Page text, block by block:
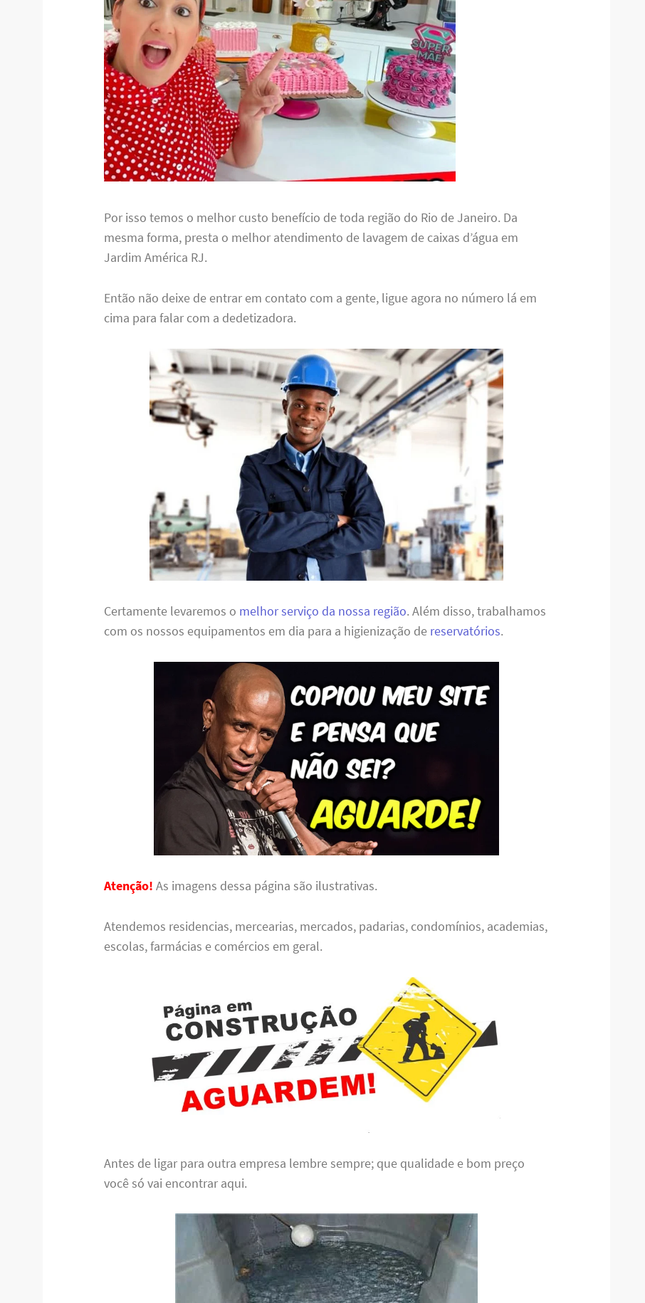
Por isso temos o melhor custo benefício de toda região do Rio de Janeiro. Da
mesma forma, presta o melhor atendimento de lavagem de caixas d’água em
Jardim América RJ.
Então não deixe de entrar em contato com a gente, ligue agora no número lá em
cima para falar com a dedetizadora.
Certamente levaremos o melhor serviço da nossa região. Além disso, trabalhamos
com os nossos equipamentos em dia para a higienização de reservatórios.
Atenção! As imagens dessa página são ilustrativas.
Atendemos residencias, mercearias, mercados, padarias, condomínios, academias,
escolas, farmácias e comércios em geral.
Antes de ligar para outra empresa lembre sempre; que qualidade e bom preço
você só vai encontrar aqui.